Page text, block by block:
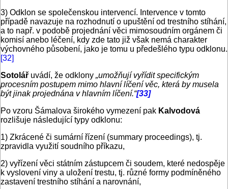
3) Odklon se společenskou intervencí. Intervence v tomto
případě navazuje na rozhodnutí o upuštění od trestního stíhání,
a to např. v podobě projednání věci mimosoudním orgánem či
komisí anebo léčení, kdy zde tato již však nemá charakter
výchovného působení, jako je tomu u předešlého typu odklonu.
[32]
Sotolář uvádí, že odklony „umožňují vyřídit specifickým
procesním postupem mimo hlavní líčení věc, která by musela
být jinak projednána v hlavním líčení.“[33]
Po vzoru Šámalova širokého vymezení pak Kalvodová
rozlišuje následující typy odklonu:
1) Zkrácené či sumární řízení (summary proceedings), tj.
zpravidla využití soudního příkazu,
2) vyřízení věci státním zástupcem či soudem, které nedospěje
k vyslovení viny a uložení trestu, tj. různé formy podmíněného
zastavení trestního stíhání a narovnání,